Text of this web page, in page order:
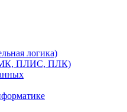
логика)
(МК, ПЛИС, ПЛК)